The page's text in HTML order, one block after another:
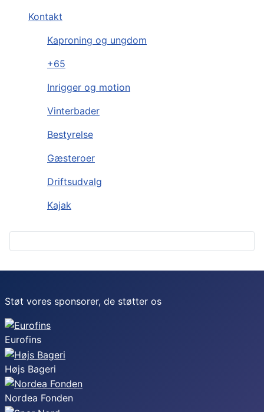
Kontakt
Kaproning og ungdom
+65
Inrigger og motion
Vinterbader
Bestyrelse
Gæsteroer
Driftsudvalg
Kajak
Støt vores sponsorer, de støtter os
Eurofins
Højs Bageri
Nordea Fonden